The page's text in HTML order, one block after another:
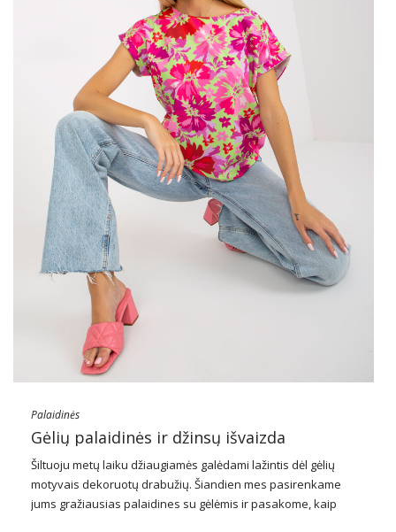
Palaidinės
Gėlių palaidinės ir džinsų išvaizda
Šiltuoju metų laiku džiaugiamės galėdami lažintis dėl gėlių
motyvais dekoruotų drabužių. Šiandien mes pasirenkame
jums gražiausias palaidines su gėlėmis ir pasakome, kaip